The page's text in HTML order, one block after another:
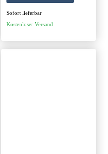
Sofort lieferbar
Kostenloser Versand